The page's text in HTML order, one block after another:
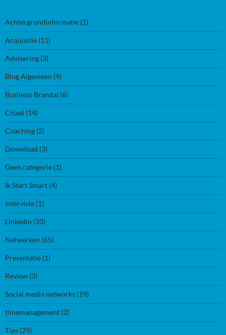
Achtergrondinformatie (1)
Acquisitie (11)
Advisering (3)
Blog Algemeen (9)
Business Brandal (6)
Citaat (14)
Coaching (2)
Download (3)
Geen categorie (1)
Ik Start Smart (4)
Intervisie (1)
Linkedin (33)
Netwerken (65)
Presentatie (1)
Review (3)
Social media networks (19)
timemanagement (2)
Tips (29)